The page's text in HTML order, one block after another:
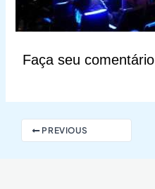
Faça seu comentário
PREVIOUS